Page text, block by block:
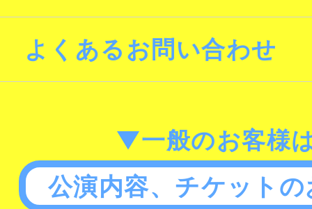
よくあるお問い合わせ
▼一般のお客様
公演内容、チケット